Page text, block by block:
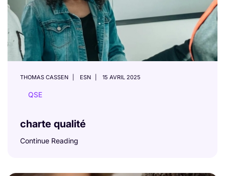
THOMAS CASSEN ESN 15 AVRIL 2025
QSE
charte qualité
Continue Reading